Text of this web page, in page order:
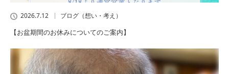
2026.7.12 ブログ（想い・考え）
【お盆期間のお休みについてのご案内】